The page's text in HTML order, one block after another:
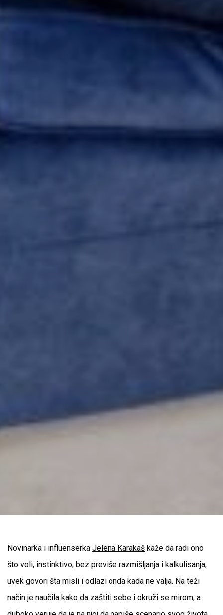
Novinarka i influenserkaJelena Karakaš kaže da radi ono
što voli, instinktivo, bez previše razmišljanja i kalkulisanja,
uvek govori šta misli i odlazi onda kada ne valja. Na teži
način je naučila kako da zaštiti sebe i okruži se mirom, a